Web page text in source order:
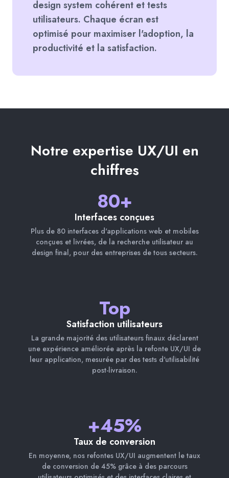
design system cohérent et tests
utilisateurs. Chaque écran est
optimisé pour maximiser l'adoption, la
productivité et la satisfaction.
Notre expertise UX/UI en
chiffres
80+
Interfaces conçues
Plus de 80 interfaces d'applications web et mobiles
conçues et livrées, de la recherche utilisateur au
design final, pour des entreprises de tous secteurs.
Top
Satisfaction utilisateurs
La grande majorité des utilisateurs finaux déclarent
une expérience améliorée après la refonte UX/UI de
leur application, mesurée par des tests d'utilisabilité
post-livraison.
+45%
Taux de conversion
En moyenne, nos refontes UX/UI augmentent le taux
de conversion de 45% grâce à des parcours